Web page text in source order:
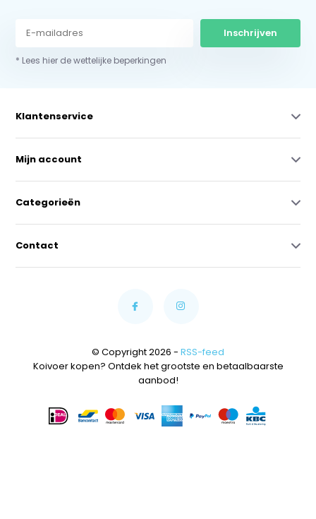
Inschrijven
* Lees hier de wettelijke beperkingen
Klantenservice
Mijn account
Categorieën
Contact
© Copyright 2026 - RSS-feed
Koivoer kopen? Ontdek het grootste en betaalbaarste
aanbod!